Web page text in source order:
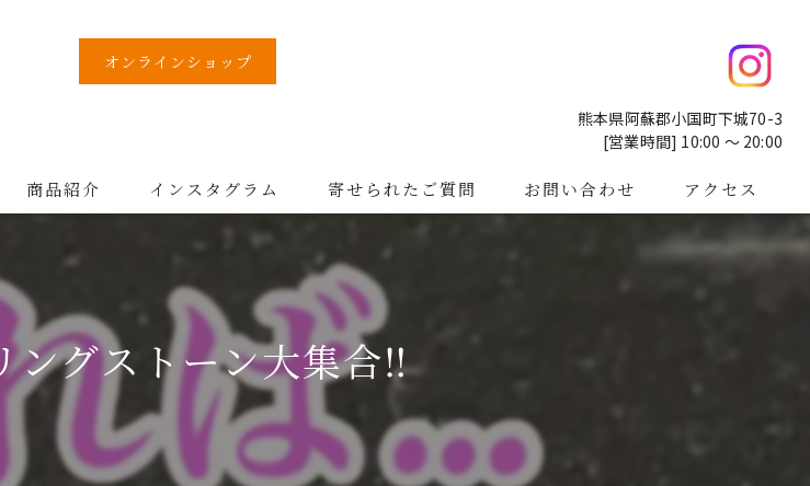
オンラインショップ
熊本県阿蘇郡小国町下城70-3
[営業時間] 10:00 ～ 20:00
商品紹介 インスタグラム 寄せられたご質問 お問い合わせ アクセス
ングストーン大集合‼️